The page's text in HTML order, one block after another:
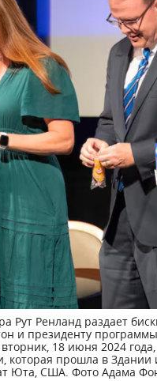
Рут Ренланд раздает
и президенту
18 июня 2024
которая прошла в
Юта, США. Фото Адама